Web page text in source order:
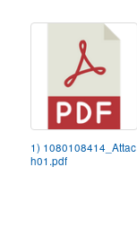
1) 1080108414_Attac
h01.pdf